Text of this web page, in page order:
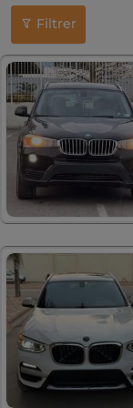
Filtrer